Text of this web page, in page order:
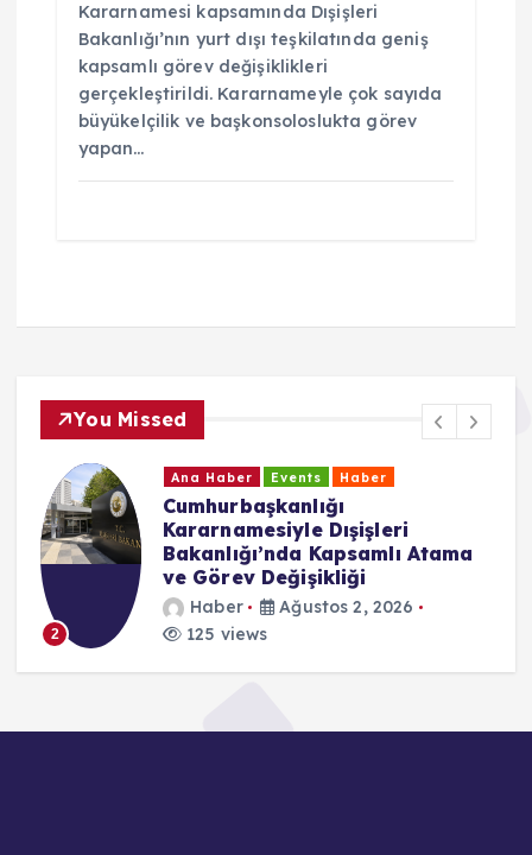
Kararnamesi kapsamında Dışişleri
Bakanlığı’nın yurt dışı teşkilatında geniş
kapsamlı görev değişiklikleri
gerçekleştirildi. Kararnameyle çok sayıda
büyükelçilik ve başkonsoloslukta görev
yapan…
You Missed
2
Ana Haber Events Haber
Cumhurbaşkanlığı
Kararnamesiyle Dışişleri
Bakanlığı’nda Kapsamlı Atama
ve Görev Değişikliği
Haber
Ağustos 2, 2026
125 views